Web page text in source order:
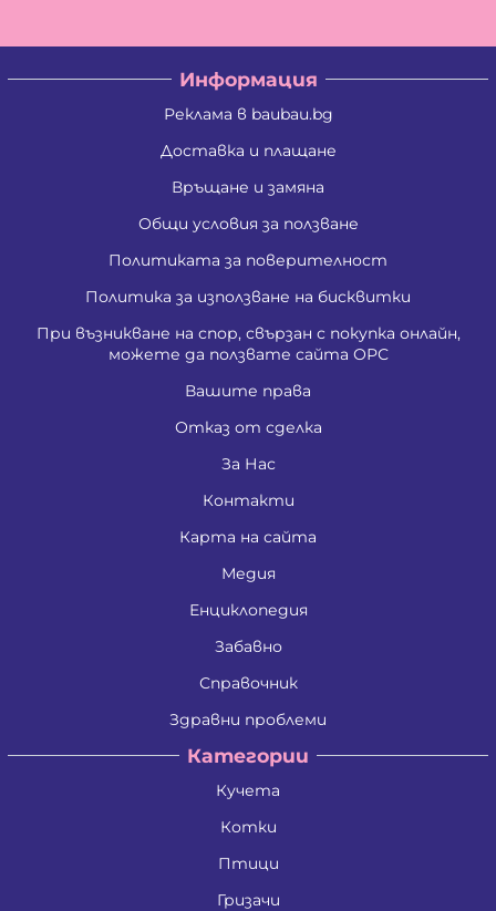
Информация
Реклама в baubau.bg
Доставка и плащане
Връщане и замяна
Общи условия за ползване
Политиката за поверителност
Политика за използване на бисквитки
При възникване на спор, свързан с покупка онлайн,
можете да ползвате сайта ОРС
Вашите права
Отказ от сделка
За Нас
Контакти
Карта на сайта
Медия
Енциклопедия
Забавно
Справочник
Здравни проблеми
Категории
Кучета
Котки
Птици
Гризачи